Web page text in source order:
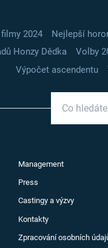
2024 Nejlepší
Honzy Dědka Volby
Výpočet ascendentu
Management
Press
Castingy a výzvy
Kontakty
Zpracování osobních